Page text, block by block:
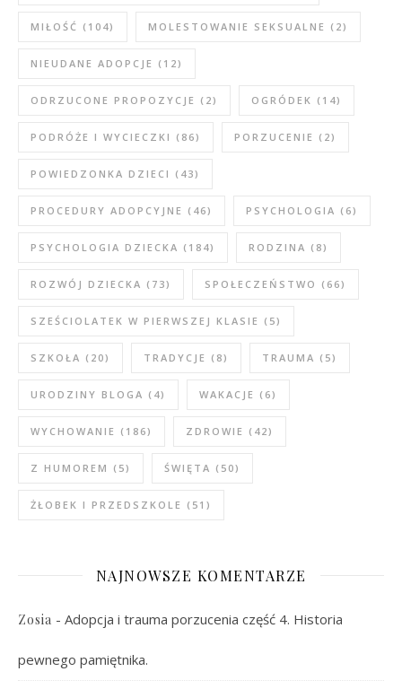
MIŁOŚĆ (104) MOLESTOWANIE SEKSUALNE (2)
NIEUDANE ADOPCJE (12)
ODRZUCONE PROPOZYCJE (2) OGRÓDEK (14)
PODRÓŻE I WYCIECZKI (86) PORZUCENIE (2)
POWIEDZONKA DZIECI (43)
PROCEDURY ADOPCYJNE (46) PSYCHOLOGIA (6)
PSYCHOLOGIA DZIECKA (184) RODZINA (8)
ROZWÓJ DZIECKA (73) SPOŁECZEŃSTWO (66)
SZEŚCIOLATEK W PIERWSZEJ KLASIE (5)
SZKOŁA (20) TRADYCJE (8) TRAUMA (5)
URODZINY BLOGA (4) WAKACJE (6)
WYCHOWANIE (186) ZDROWIE (42)
Z HUMOREM (5) ŚWIĘTA (50)
ŻŁOBEK I PRZEDSZKOLE (51)
NAJNOWSZE KOMENTARZE
Zosia - Adopcja i trauma porzucenia część 4. Historia
pewnego pamiętnika.